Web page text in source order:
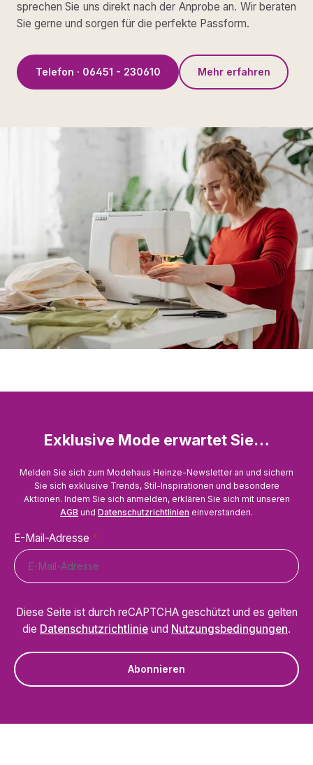
sprechen Sie uns direkt nach der Anprobe an. Wir beraten
Sie gerne und sorgen für die perfekte Passform.
Telefon · 06451 - 230610 Mehr erfahren
Exklusive Mode erwartet Sie…
Melden Sie sich zum Modehaus Heinze-Newsletter an und sichern
Sie sich exklusive Trends, Stil-Inspirationen und besondere
Aktionen. Indem Sie sich anmelden, erklären Sie sich mit unseren
AGB und Datenschutzrichtlinien einverstanden.
E-Mail-Adresse *
Diese Seite ist durch reCAPTCHA geschützt und es gelten
die Datenschutzrichtlinie und Nutzungsbedingungen.
Abonnieren